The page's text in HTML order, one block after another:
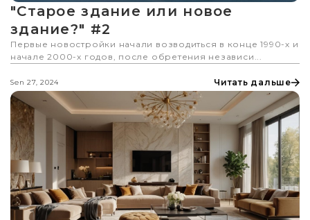
"Старое здание или новое
здание?" #2
Первые новостройки начали возводиться в конце 1990-х и
начале 2000-х годов, после обретения независи...
Sen 27, 2024 Читать дальше